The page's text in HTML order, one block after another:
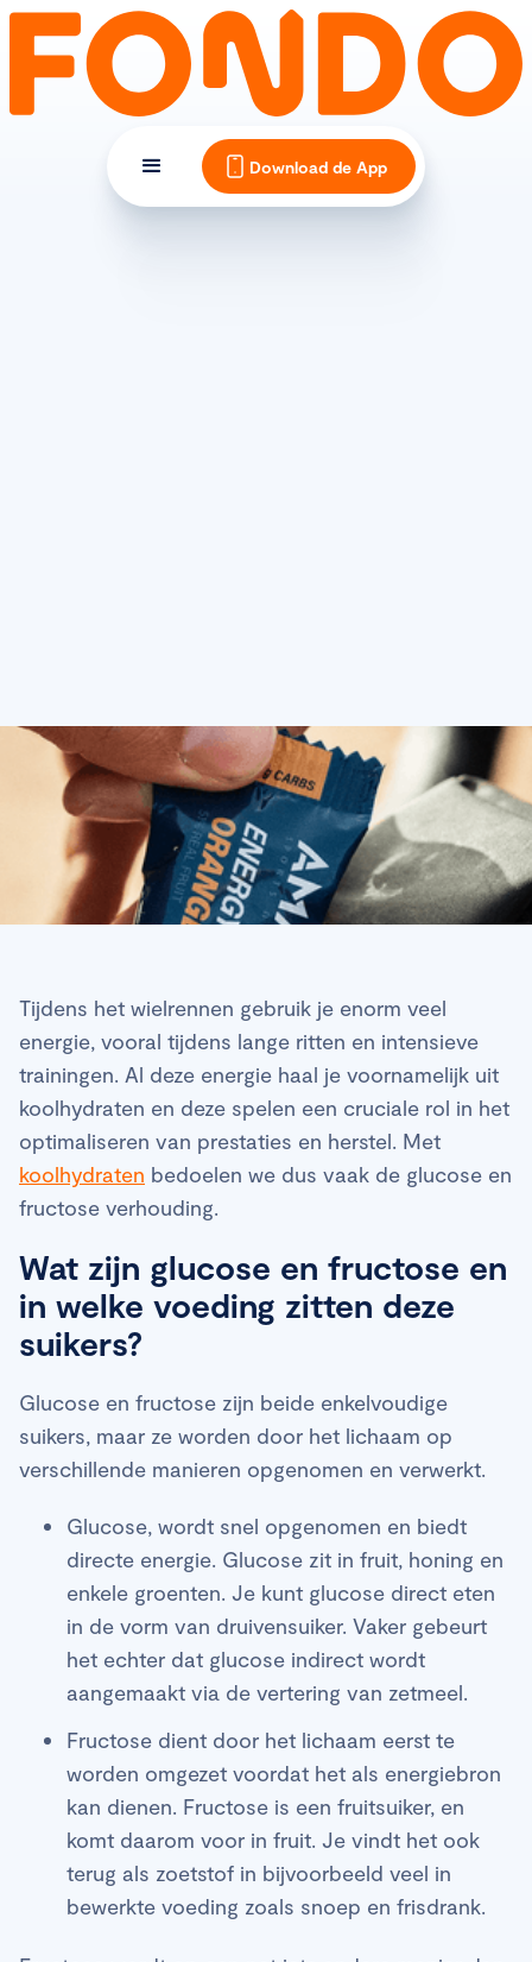
Download de App
Tijdens het wielrennen gebruik je enorm veel
energie, vooral tijdens lange ritten en intensieve
trainingen. Al deze energie haal je voornamelijk uit
koolhydraten en deze spelen een cruciale rol in het
optimaliseren van prestaties en herstel. Met
koolhydraten bedoelen we dus vaak de glucose en
fructose verhouding.
Wat zijn glucose en fructose en
in welke voeding zitten deze
suikers?
Glucose en fructose zijn beide enkelvoudige
suikers, maar ze worden door het lichaam op
verschillende manieren opgenomen en verwerkt.
Glucose, wordt snel opgenomen en biedt
directe energie. Glucose zit in fruit, honing en
enkele groenten. Je kunt glucose direct eten
in de vorm van druivensuiker. Vaker gebeurt
het echter dat glucose indirect wordt
aangemaakt via de vertering van zetmeel.
Fructose dient door het lichaam eerst te
worden omgezet voordat het als energiebron
kan dienen. Fructose is een fruitsuiker, en
komt daarom voor in fruit. Je vindt het ook
terug als zoetstof in bijvoorbeeld veel in
bewerkte voeding zoals snoep en frisdrank.